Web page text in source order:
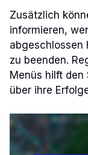
Zusätzlich
informieren,
abgeschlossen
zu beenden.
Menüs hilft
über ihre